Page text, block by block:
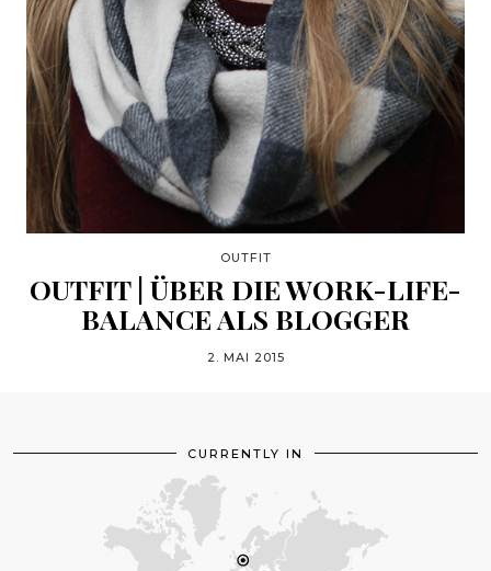
OUTFIT
OUTFIT | ÜBER DIE WORK-LIFE-
BALANCE ALS BLOGGER
2. MAI 2015
CURRENTLY IN